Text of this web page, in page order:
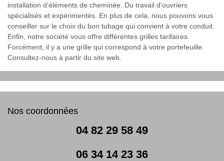
installation d’éléments de cheminée. Du travail d’ouvriers
spécialisés et expérimentés. En plus de cela, nous pouvons vous
conseiller sur le choix du bon tubage qui convient à votre conduit.
Enfin, notre société vous offre différentes grilles tarifaires.
Forcément, il y a une grille qui correspond à votre portefeuille.
Consultez-nous à partir du site web.
Nos coordonnées
04 82 29 58 49
06 34 14 23 36